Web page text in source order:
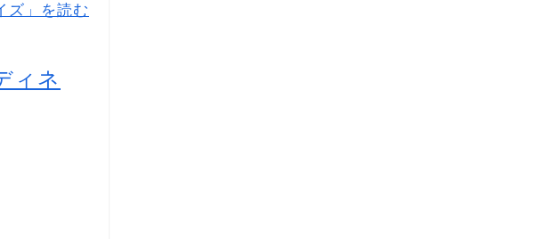
ズ」を読む
ィネ